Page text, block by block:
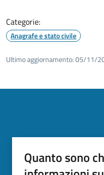
Categorie:
Anagrafe e stato civile
Ultimo aggiornamento:05/11/
Quanto sono